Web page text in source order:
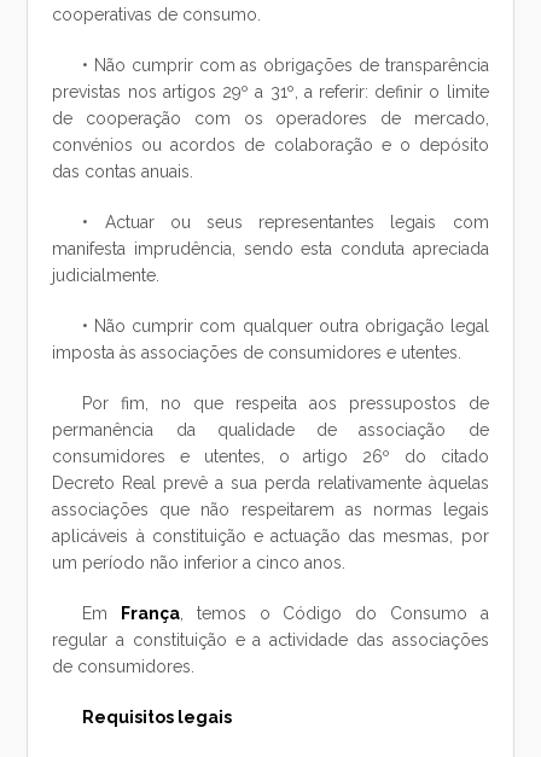
cooperativas de consumo.
• Não cumprir com as obrigações de transparência
previstas nos artigos 29º a 31º, a referir: definir o limite
de cooperação com os operadores de mercado,
convénios ou acordos de colaboração e o depósito
das contas anuais.
• Actuar ou seus representantes legais com
manifesta imprudência, sendo esta conduta apreciada
judicialmente.
• Não cumprir com qualquer outra obrigação legal
imposta às associações de consumidores e utentes.
Por fim, no que respeita aos pressupostos de
permanência da qualidade de associação de
consumidores e utentes, o artigo 26º do citado
Decreto Real prevê a sua perda relativamente àquelas
associações que não respeitarem as normas legais
aplicáveis à constituição e actuação das mesmas, por
um período não inferior a cinco anos.
Em França , temos o Código do Consumo a
regular a constituição e a actividade das associações
de consumidores.
Requisitos legais